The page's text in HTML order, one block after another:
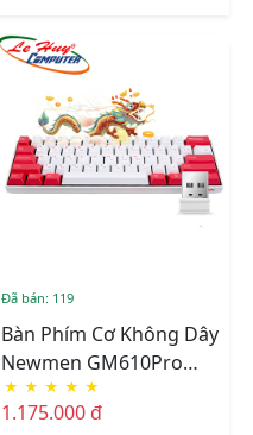
Đã bán: 119
Bàn Phím Cơ Không Dây
Newmen GM610Pro
RGB Dual Mode
(RED/Blue Switch)
★ ★ ★ ★ ★
1.175.000 đ